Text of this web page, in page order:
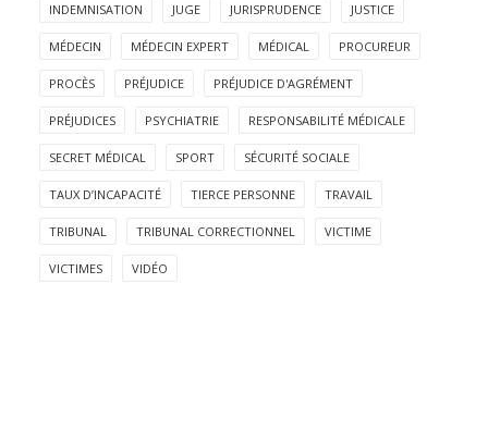
INDEMNISATION JUGE JURISPRUDENCE JUSTICE
MÉDECIN MÉDECIN EXPERT MÉDICAL PROCUREUR
PROCÈS PRÉJUDICE PRÉJUDICE D'AGRÉMENT
PRÉJUDICES PSYCHIATRIE RESPONSABILITÉ MÉDICALE
SECRET MÉDICAL SPORT SÉCURITÉ SOCIALE
TAUX D’INCAPACITÉ TIERCE PERSONNE TRAVAIL
TRIBUNAL TRIBUNAL CORRECTIONNEL VICTIME
VICTIMES VIDÉO